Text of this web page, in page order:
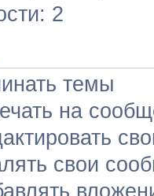
2
темы
на
свои